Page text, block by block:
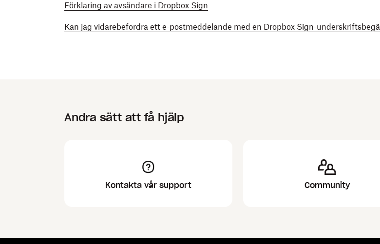
Förklaring av avsändare i Dropbox Sign
Kan jag vidarebefordra ett e-postmeddelande med en Dropbox Sign-
Andra sätt att få hjälp
Kontakta vår support Community